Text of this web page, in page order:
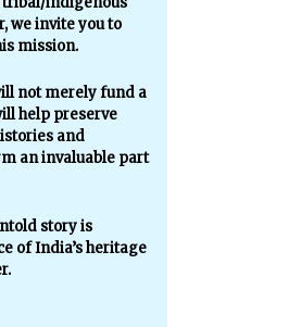
we invite you to
mission.
not merely fund a
help preserve
and
an invaluable part
story is
of India’s heritage